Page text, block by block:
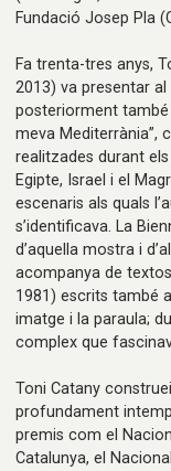
Fundació Josep Pla
Fa trenta-tres anys,
2013) va presentar
posteriorment també
meva Mediterrània”,
realitzades durant
Egipte, Israel i el
escenaris als quals
s’identificava. La
d’aquella mostra i
acompanya de
1981) escrits també
imatge i la paraula;
complex que
Toni Catany
profundament
premis com el
Catalunya, el